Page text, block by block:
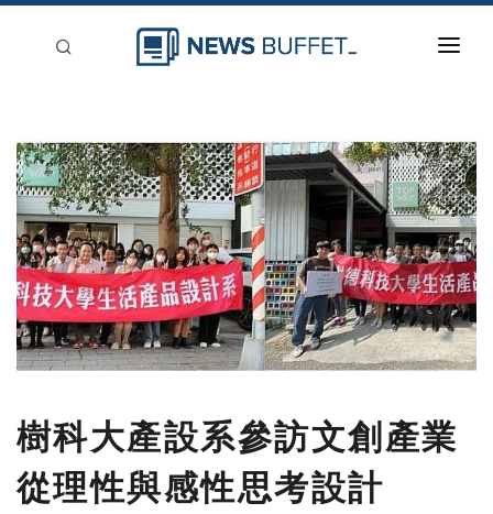
新聞稿分類
登入
刊登
樹科大產設系參訪文創產業
從理性與感性思考設計